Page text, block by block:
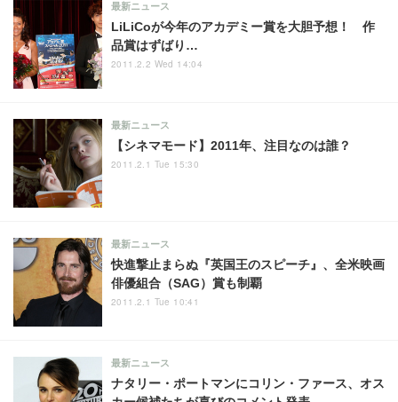
LiLiCoが今年のアカデミー賞を大胆予想！ 作
品賞はずばり…
最新ニュース
2011.2.2 Wed 14:04
【シネマモード】2011年、注目なのは誰？
最新ニュース
2011.2.1 Tue 15:30
快進撃止まらぬ『英国王のスピーチ』、全米映画
俳優組合（SAG）賞も制覇
最新ニュース
2011.2.1 Tue 10:41
ナタリー・ポートマンにコリン・ファース、オス
最新ニュース